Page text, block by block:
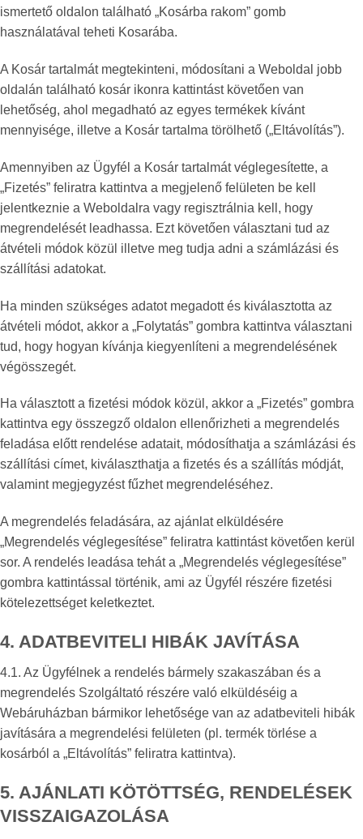
ismertető oldalon található „Kosárba rakom” gomb
használatával teheti Kosarába.
A Kosár tartalmát megtekinteni, módosítani a Weboldal jobb
oldalán található kosár ikonra kattintást követően van
lehetőség, ahol megadható az egyes termékek kívánt
mennyisége, illetve a Kosár tartalma törölhető („Eltávolítás”).
Amennyiben az Ügyfél a Kosár tartalmát véglegesítette, a
„Fizetés” feliratra kattintva a megjelenő felületen be kell
jelentkeznie a Weboldalra vagy regisztrálnia kell, hogy
megrendelését leadhassa. Ezt követően választani tud az
átvételi módok közül illetve meg tudja adni a számlázási és
szállítási adatokat.
Ha minden szükséges adatot megadott és kiválasztotta az
átvételi módot, akkor a „Folytatás” gombra kattintva választani
tud, hogy hogyan kívánja kiegyenlíteni a megrendelésének
végösszegét.
Ha választott a fizetési módok közül, akkor a „Fizetés” gombra
kattintva egy összegző oldalon ellenőrizheti a megrendelés
feladása előtt rendelése adatait, módosíthatja a számlázási és
szállítási címet, kiválaszthatja a fizetés és a szállítás módját,
valamint megjegyzést fűzhet megrendeléséhez.
A megrendelés feladására, az ajánlat elküldésére
„Megrendelés véglegesítése” feliratra kattintást követően kerül
sor. A rendelés leadása tehát a „Megrendelés véglegesítése”
gombra kattintással történik, ami az Ügyfél részére fizetési
kötelezettséget keletkeztet.
4. ADATBEVITELI HIBÁK JAVÍTÁSA
4.1. Az Ügyfélnek a rendelés bármely szakaszában és a
megrendelés Szolgáltató részére való elküldéséig a
Webáruházban bármikor lehetősége van az adatbeviteli hibák
javítására a megrendelési felületen (pl. termék törlése a
kosárból a „Eltávolítás” feliratra kattintva).
5. AJÁNLATI KÖTÖTTSÉG, RENDELÉSEK
VISSZAIGAZOLÁSA